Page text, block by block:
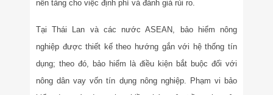
nền tảng cho việc định phí và đánh giá rủi ro.
Tại Thái Lan và các nước ASEAN, bảo hiểm nông
nghiệp được thiết kế theo hướng gắn với hệ thống tín
dụng; theo đó, bảo hiểm là điều kiện bắt buộc đối với
nông dân vay vốn tín dụng nông nghiệp. Phạm vi bảo